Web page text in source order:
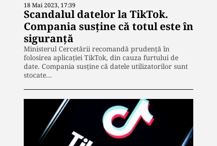
18 Mai 2023, 17:39
Scandalul datelor la TikTok.
Compania susține că totul este în
siguranță
Ministerul Cercetării recomandă prudență în
folosirea aplicației TikTok, din cauza furtului de
date. Compania susține că datele utilizatorilor sunt
stocate…